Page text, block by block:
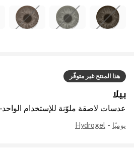
هذا المنتج غير متوفّر
بيلا
عدسات لاصقة ملوّنة للإستخدام الواحد
يوميًا -
Hydrogel